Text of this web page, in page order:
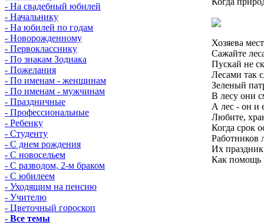
- На свадебный юбилей
- Начальнику
- На юбилей по годам
- Новорожденному
- Первокласснику
- По знакам Зодиака
- Пожелания
- По именам - женщинам
- По именам - мужчинам
- Праздничные
- Профессиональные
- Ребенку
- Студенту
- С днем рождения
- С новосельем
- С разводом, 2-м браком
- С юбилеем
- Уходящим на пенсию
- Учителю
- Цветочный гороскоп
- Все темы
Хозяева
Сажайте
Пускай не
Лесами так
Зеленый
В лесу они
А лес - он и
Любите,
Когда срок
Работников
Их
Как помощь